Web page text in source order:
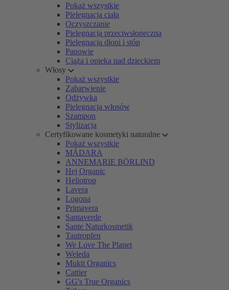
Pokaż wszystkie
Pielęgnacja ciała
Oczyszczanie
Pielęgnacja przeciwsłoneczna
Pielęgnacja dłoni i stóp
Panowie
Ciąża i opieka nad dzieckiem
Włosy
Pokaż wszystkie
Zabarwienie
Odżywka
Pielęgnacja włosów
Szampon
Stylizacja
Certyfikowane kosmetyki naturalne
Pokaż wszystkie
MÁDARA
ANNEMARIE BÖRLIND
Hej Organic
Heliotrop
Lavera
Logona
Primavera
Santaverde
Sante Naturkosmetik
Tautropfen
We Love The Planet
Weleda
Mukti Organics
Cattier
GG's True Organics